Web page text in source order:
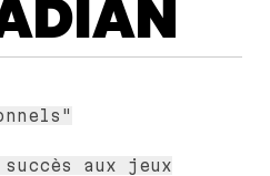
aux jeux